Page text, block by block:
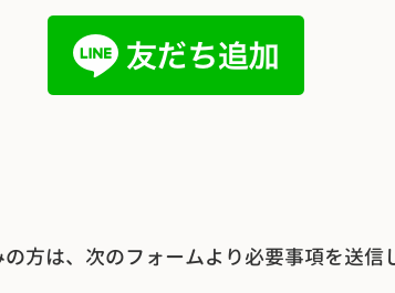
方は、次のフォームより必要事項を送信